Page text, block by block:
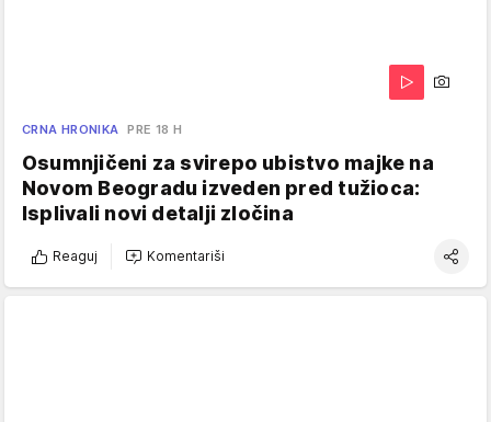
CRNA HRONIKA PRE 18 H
Osumnjičeni za svirepo ubistvo majke na
Novom Beogradu izveden pred tužioca:
Isplivali novi detalji zločina
Reaguj Komentariši